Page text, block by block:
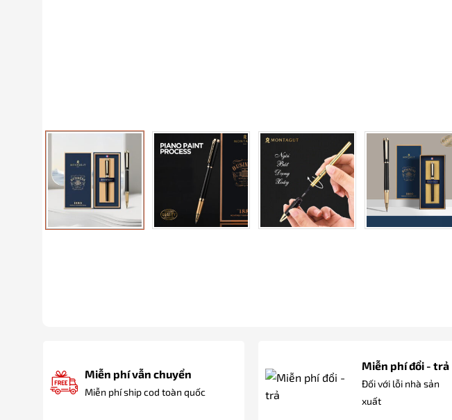
Miễn phí vẫn chuyển
Miễn phí ship cod toàn quốc
Miễn phí đổi - trả
Đối với lỗi nhà sản
xuất